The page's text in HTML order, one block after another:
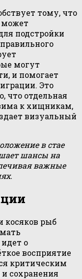
тому, что
может
подстройки
могут
и помогает
Это
что отдельная
к хищникам,
визуальный
в стае
шансы на
важные
рыб
о
восприятие
критическим
сохранения